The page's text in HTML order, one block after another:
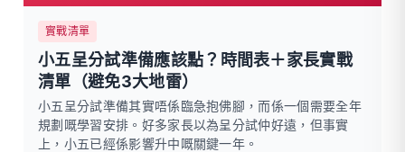
實戰清單
小五呈分試準備應該點？時間表＋家長實戰
清單（避免3大地雷）
小五呈分試準備其實唔係臨急抱佛腳，而係一個需要全年
規劃嘅學習安排。好多家長以為呈分試仲好遠，但事實
上，小五已經係影響升中嘅關鍵一年。